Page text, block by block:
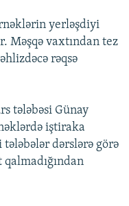
yerləşdiyi
Məşqə vaxtından tez
rəqsə
tələbəsi Günay
iştiraka
tələbələr dərslərə görə